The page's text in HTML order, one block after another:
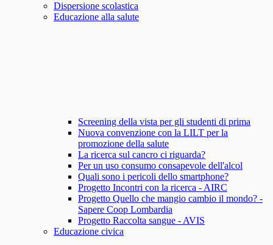
Dispersione scolastica
Educazione alla salute
Screening della vista per gli studenti di prima
Nuova convenzione con la LILT per la
promozione della salute
La ricerca sul cancro ci riguarda?
Per un uso consumo consapevole dell'alcol
Quali sono i pericoli dello smartphone?
Progetto Incontri con la ricerca - AIRC
Progetto Quello che mangio cambio il mondo? -
Sapere Coop Lombardia
Progetto Raccolta sangue - AVIS
Educazione civica